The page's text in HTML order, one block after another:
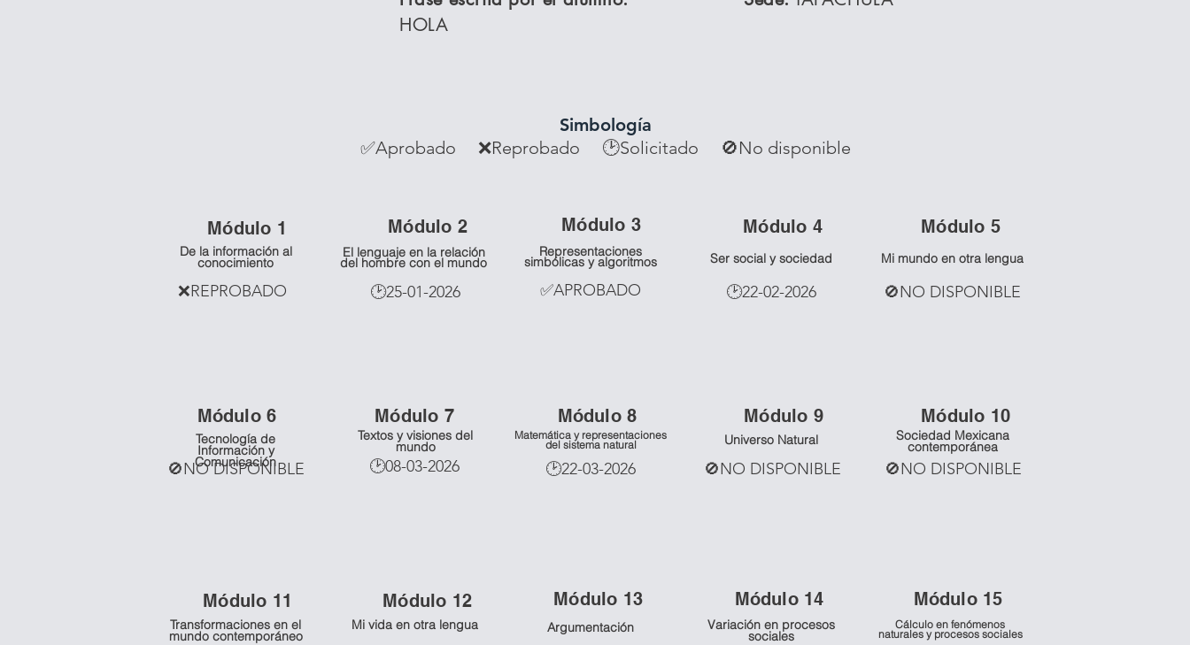
HOLA
Simbología
✅Aprobado ❌Reprobado 🕑Solicitado 🚫No disponible
De la información al
conocimiento
❌REPROBADO
Módulo 1
El lenguaje en la relación
del hombre con el mundo
Módulo 2
🕑25-01-2026
Módulo 3
Representaciones
simbólicas y algoritmos
✅APROBADO
Módulo 4
Ser social y sociedad
🕑22-02-2026
Módulo 5
Mi mundo en otra lengua
🚫NO DISPONIBLE
Tecnología de
Información y
Comunicación
Módulo 6
🚫NO DISPONIBLE
Textos y visiones del
mundo
🕑08-03-2026
Módulo 7
Matemática y representaciones
del sistema natural
Módulo 8
🕑22-03-2026
Universo Natural
Módulo 9
🚫NO DISPONIBLE
Sociedad Mexicana
contemporánea
Módulo 10
🚫NO DISPONIBLE
Transformaciones en el
mundo contemporáneo
Módulo 11
Mi vida en otra lengua
Módulo 12
Argumentación
Módulo 13
Variación en procesos
sociales
Módulo 14
Cálculo en fenómenos
naturales y procesos sociales
Módulo 15